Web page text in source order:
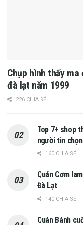
Chụp hình thấy
đà lạt năm 1999
226 CHIA SẺ
Top 7+ shop
người tin chọn
160 CHIA SẺ
Quán Cơm
Đà Lạt
140 CHIA SẺ
Quán Bánh